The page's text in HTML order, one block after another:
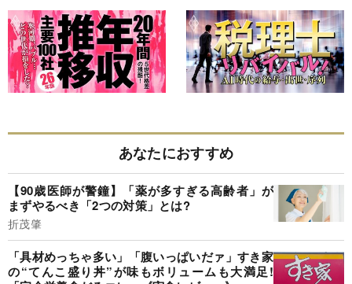
あなたにおすすめ
【90歳医師が警鐘】「薬が多すぎる高齢者」が
まずやるべき「2つの対策」とは?
折茂肇
「具材めっちゃ多い」「腹いっぱいだァ」すき家
の“てんこ盛り丼”が味もボリュームも大満足!